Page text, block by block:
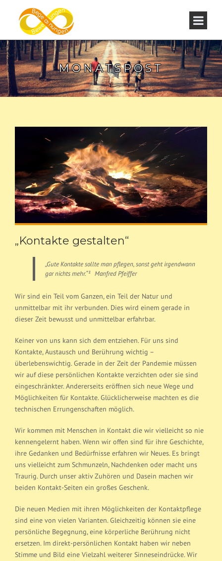
MONATSPOST
„Kontakte gestalten“
„Gute Kontakte sollte man pflegen, sonst geht irgendwann
gar nichts mehr.“¹ Manfred Pfeiffer
Wir sind ein Teil vom Ganzen, ein Teil der Natur und
unmittelbar mit ihr verbunden. Dies wird einem gerade in
dieser Zeit bewusst und unmittelbar erfahrbar.
Keiner von uns kann sich dem entziehen. Für uns sind
Kontakte, Austausch und Berührung wichtig –
überlebenswichtig. Gerade in der Zeit der Pandemie müssen
wir auf diese persönlichen Kontakte verzichten oder sie sind
eingeschränkter. Andererseits eröffnen sich neue Wege und
Möglichkeiten für Kontakte. Glücklicherweise machten es die
technischen Errungenschaften möglich.
Wir kommen mit Menschen in Kontakt die wir vielleicht so nie
kennengelernt haben. Wenn wir offen sind für ihre Geschichte,
ihre Gedanken und Bedürfnisse erfahren wir Neues. Es bringt
uns vielleicht zum Schmunzeln, Nachdenken oder macht uns
Traurig. Durch unser aktiv Zuhören und Dasein machen wir
beiden Kontakt-Seiten ein großes Geschenk.
Die neuen Medien mit ihren Möglichkeiten der Kontaktpflege
sind eine von vielen Varianten. Gleichzeitig können sie eine
persönliche Begegnung, eine körperliche Berührung nicht
ersetzen. Im direkt-persönlichen Kontakt haben wir neben
Stimme und Bild eine Vielzahl weiterer Sinneseindrücke. Wir